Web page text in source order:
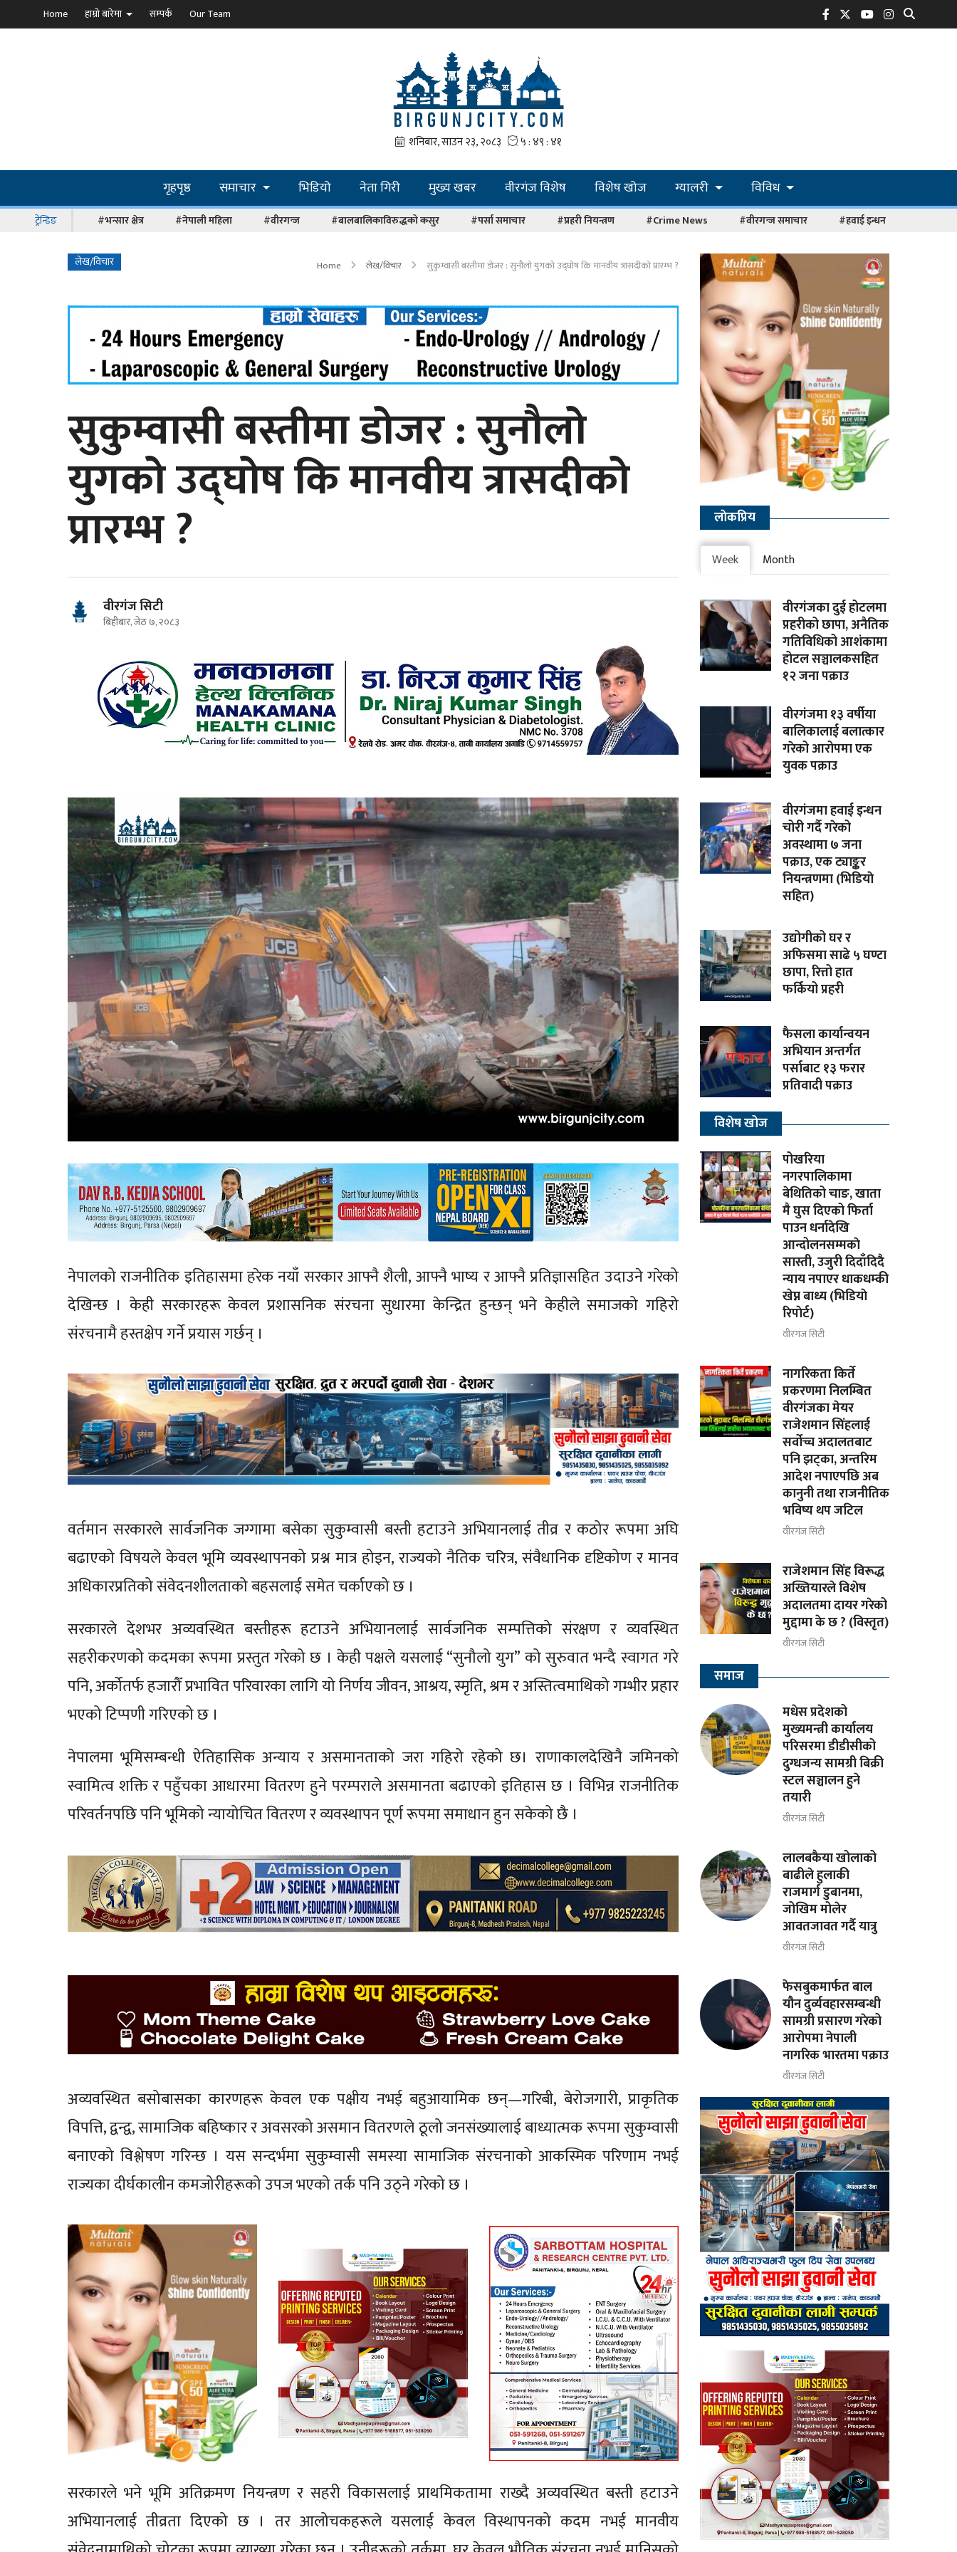
Home हाम्रो बारेमा सम्पर्क Our Team
गृहपृष्ठ समाचार भिडियो नेता गिरी मुख्य खबर वीरगंज विशेष विशेष खोज ग्यालरी विविध
ट्रेन्डिङ #भन्सार क्षेत्र #नेपाली महिला #वीरगन्ज #बालबालिकाविरुद्धको कसुर #पर्सा समाचार #प्रहरी नियन्त्रण #Crime News #वीरगन्ज समाचार #हवाई इन्धन
लेख/विचार Home लेख/विचार सुकुम्वासी बस्तीमा डोजर : सुनौलो युगको उद्घोष कि मानवीय त्रासदीको प्रारम्भ ?
सुकुम्वासी बस्तीमा डोजर : सुनौलो
युगको उद्घोष कि मानवीय त्रासदीको
प्रारम्भ ?
वीरगंज सिटी
बिहीबार, जेठ ७, २०८३
नेपालको राजनीतिक इतिहासमा हरेक नयाँ सरकार आफ्नै शैली, आफ्नै भाष्य र आफ्नै प्रतिज्ञासहित उदाउने गरेको
देखिन्छ । केही सरकारहरू केवल प्रशासनिक संरचना सुधारमा केन्द्रित हुन्छन् भने केहीले समाजको गहिरो
संरचनामै हस्तक्षेप गर्ने प्रयास गर्छन् ।
वर्तमान सरकारले सार्वजनिक जग्गामा बसेका सुकुम्वासी बस्ती हटाउने अभियानलाई तीव्र र कठोर रूपमा अघि
बढाएको विषयले केवल भूमि व्यवस्थापनको प्रश्न मात्र होइन, राज्यको नैतिक चरित्र, संवैधानिक दृष्टिकोण र मानव
अधिकारप्रतिको संवेदनशीलताको बहसलाई समेत चर्काएको छ ।
सरकारले देशभर अव्यवस्थित बस्तीहरू हटाउने अभियानलाई सार्वजनिक सम्पत्तिको संरक्षण र व्यवस्थित
सहरीकरणको कदमका रूपमा प्रस्तुत गरेको छ । केही पक्षले यसलाई “सुनौलो युग” को सुरुवात भन्दै स्वागत गरे
पनि, अर्कोतर्फ हजारौँ प्रभावित परिवारका लागि यो निर्णय जीवन, आश्रय, स्मृति, श्रम र अस्तित्वमाथिको गम्भीर प्रहार
भएको टिप्पणी गरिएको छ ।
नेपालमा भूमिसम्बन्धी ऐतिहासिक अन्याय र असमानताको जरा गहिरो रहेको छ। राणाकालदेखिनै जमिनको
स्वामित्व शक्ति र पहुँचका आधारमा वितरण हुने परम्पराले असमानता बढाएको इतिहास छ । विभिन्न राजनीतिक
परिवर्तनपछि पनि भूमिको न्यायोचित वितरण र व्यवस्थापन पूर्ण रूपमा समाधान हुन सकेको छै ।
अव्यवस्थित बसोबासका कारणहरू केवल एक पक्षीय नभई बहुआयामिक छन्—गरिबी, बेरोजगारी, प्राकृतिक
विपत्ति, द्वन्द्व, सामाजिक बहिष्कार र अवसरको असमान वितरणले ठूलो जनसंख्यालाई बाध्यात्मक रूपमा सुकुम्वासी
बनाएको विश्लेषण गरिन्छ । यस सन्दर्भमा सुकुम्वासी समस्या सामाजिक संरचनाको आकस्मिक परिणाम नभई
राज्यका दीर्घकालीन कमजोरीहरूको उपज भएको तर्क पनि उठ्ने गरेको छ ।
सरकारले भने भूमि अतिक्रमण नियन्त्रण र सहरी विकासलाई प्राथमिकतामा राख्दै अव्यवस्थित बस्ती हटाउने
अभियानलाई तीव्रता दिएको छ । तर आलोचकहरूले यसलाई केवल विस्थापनको कदम नभई मानवीय
लाेकप्रिय
Week Month
वीरगंजका दुई होटलमा
प्रहरीको छापा, अनैतिक
गतिविधिको आशंकामा
होटल सञ्चालकसहित
१२ जना पक्राउ
वीरगंजमा १३ वर्षीया
बालिकालाई बलात्कार
गरेको आरोपमा एक
युवक पक्राउ
वीरगंजमा हवाई इन्धन
चोरी गर्दै गरेको
अवस्थामा ७ जना
पक्राउ, एक ट्याङ्कर
नियन्त्रणमा (भिडियाे
सहित)
उद्योगीको घर र
अफिसमा साढे ५ घण्टा
छापा, रित्तो हात
फर्कियो प्रहरी
फैसला कार्यान्वयन
अभियान अन्तर्गत
पर्साबाट १३ फरार
प्रतिवादी पक्राउ
विशेष खोज
पोखरिया
नगरपालिकामा
बेथितिको चाङ, खाता
मै घुस दिएको फिर्ता
पाउन धर्नादेखि
आन्दोलनसम्मकाे
सास्ती, उजुरी दिदाँदिदै
न्याय नपाएर धाकधम्की
खेप्न बाध्य (भिडियाे
रिपाेर्ट)
वीरगंज सिटी
नागरिकता किर्ते
प्रकरणमा निलम्बित
वीरगंजका मेयर
राजेशमान सिंहलाई
सर्वोच्च अदालतबाट
पनि झट्का, अन्तरिम
आदेश नपाएपछि अब
कानुनी तथा राजनीतिक
भविष्य थप जटिल
वीरगंज सिटी
राजेशमान सिंह विरूद्ध
अख्तियारले विशेष
अदालतमा दायर गरेको
मुद्दामा के छ ? (विस्तृत)
वीरगंज सिटी
समाज
मधेस प्रदेशको
मुख्यमन्त्री कार्यालय
परिसरमा डीडीसीको
दुग्धजन्य सामग्री बिक्री
स्टल सञ्चालन हुने
तयारी
वीरगंज सिटी
लालबकैया खोलाको
बाढीले हुलाकी
राजमार्ग डुबानमा,
जोखिम मोलेर
आवतजावत गर्दै यात्रु
वीरगंज सिटी
फेसबुकमार्फत बाल
यौन दुर्व्यवहारसम्बन्धी
सामग्री प्रसारण गरेको
आरोपमा नेपाली
नागरिक भारतमा पक्राउ
वीरगंज सिटी